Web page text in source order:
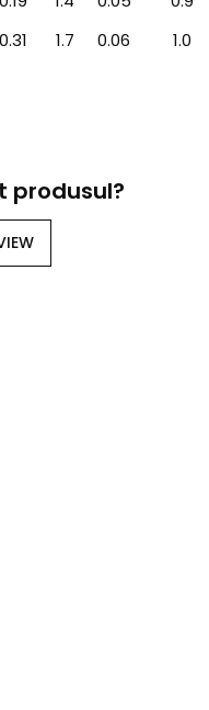
0.31 1.7 0.06 1.0
produsul?